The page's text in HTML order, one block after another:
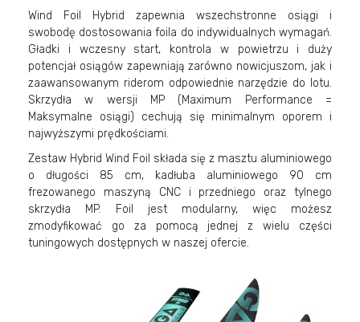
Wind Foil Hybrid zapewnia wszechstronne osiągi i
swobodę dostosowania foila do indywidualnych wymagań.
Gładki i wczesny start, kontrola w powietrzu i duży
potencjał osiągów zapewniają zarówno nowicjuszom, jak i
zaawansowanym riderom odpowiednie narzędzie do lotu.
Skrzydła w wersji MP (Maximum Performance =
Maksymalne osiągi) cechują się minimalnym oporem i
najwyższymi prędkościami.
Zestaw Hybrid Wind Foil składa się z masztu aluminiowego
o długości 85 cm, kadłuba aluminiowego 90 cm
frezowanego maszyną CNC i przedniego oraz tylnego
skrzydła MP. Foil jest modularny, więc możesz
zmodyfikować go za pomocą jednej z wielu części
tuningowych dostępnych w naszej ofercie.